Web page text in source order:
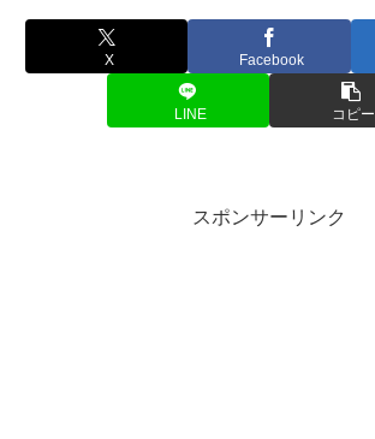
X Facebook
LINE コピー
スポンサーリンク